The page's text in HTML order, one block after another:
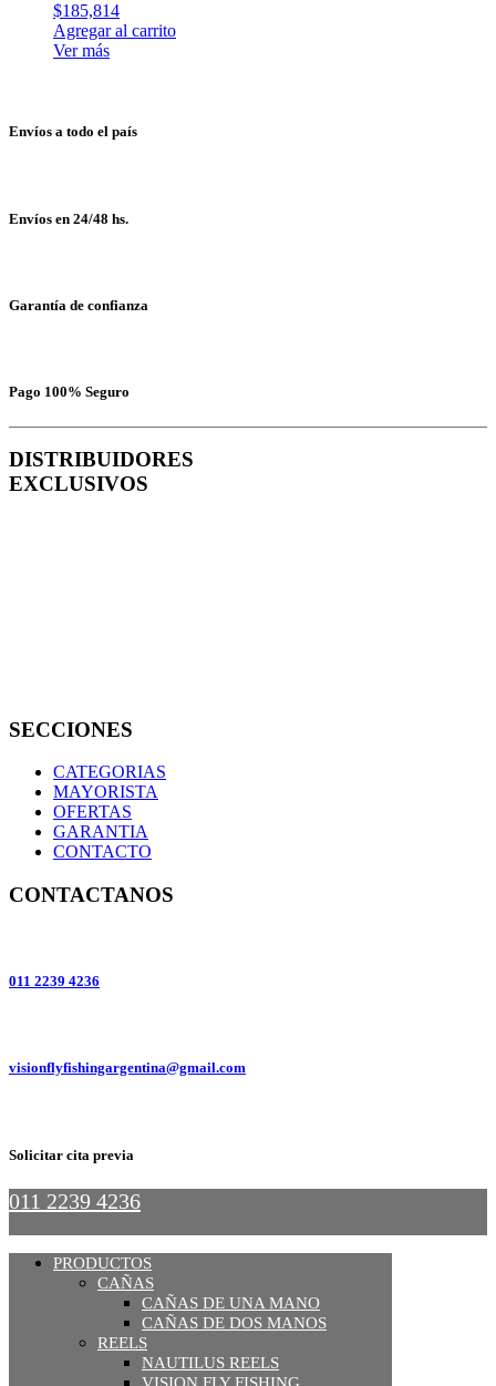
$185,814
Agregar al carrito
Ver más
Envíos a todo el país
Envíos en 24/48 hs.
Garantía de confianza
Pago 100% Seguro
DISTRIBUIDORES
EXCLUSIVOS
SECCIONES
CATEGORIAS
MAYORISTA
OFERTAS
GARANTIA
CONTACTO
CONTACTANOS
011 2239 4236
visionflyfishingargentina@gmail.com
Solicitar cita previa
011 2239 4236
PRODUCTOS
CAÑAS
CAÑAS DE UNA MANO
CAÑAS DE DOS MANOS
REELS
NAUTILUS REELS